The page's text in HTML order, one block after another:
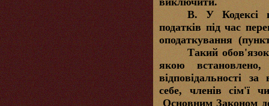
В.У Кодексі
податків під час
оподаткування
Такий
якою
відповідальності
себе, членів сім'ї
Основним Законом